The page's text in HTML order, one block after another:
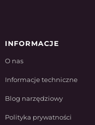
INFORMACJE
O nas
Informacje techniczne
Blog narzędziowy
Polityka prywatności